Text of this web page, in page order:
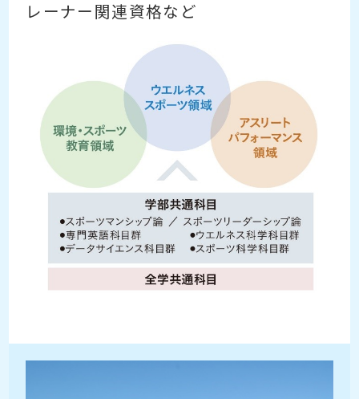
レーナー関連資格など